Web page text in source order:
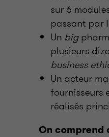
sur 6
passant par
Un big
plusieurs
business
Un acteur
fournisseurs
réalisés
On comprend